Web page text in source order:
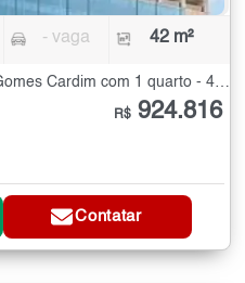
- vaga 42 m²
Apartamento à Venda na Vila Gomes Cardim com 1 quarto - 42 m²
R$ 924.816
Contatar